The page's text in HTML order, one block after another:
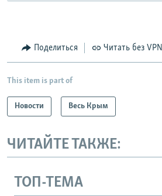
Поделиться Читать без VPN
This item is part of
Новости Весь Крым
ЧИТАЙТЕ ТАКЖЕ:
ТОП-ТЕМА